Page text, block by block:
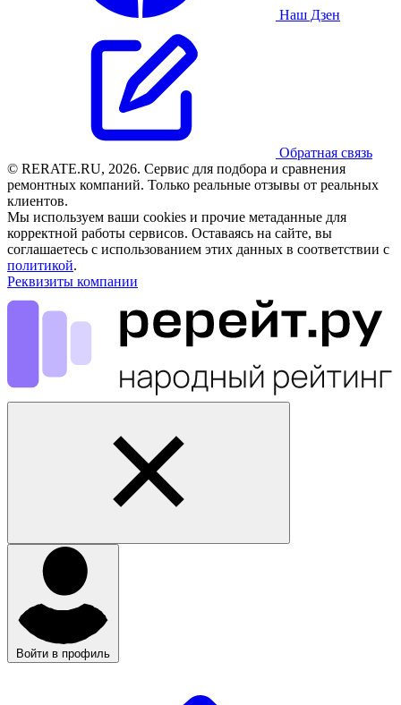
Наш Дзен
Обратная связь
© RERATE.RU, 2026. Сервис для подбора и сравнения
ремонтных компаний. Только реальные отзывы от реальных
клиентов.
Мы используем ваши cookies и прочие метаданные для
корректной работы сервисов. Оставаясь на сайте, вы
соглашаетесь с использованием этих данных в соответствии с
политикой.
Реквизиты компании
Войти в профиль